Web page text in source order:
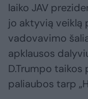
laiko JAV
jo aktyvią veiklą
vadovavimo
apklausos
D.Trumpo
paliaubos tarp